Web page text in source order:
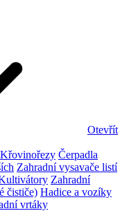
Otevřít
Křovinořezy Čerpadla
Zahradní vysavače listí
Zahradní
čističe) Hadice a vozíky
vrtáky